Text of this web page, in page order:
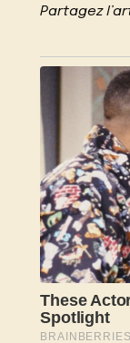
Partagez